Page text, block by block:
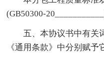
(GB50300-
五、本协议书中有关
《通用条款》中分别赋予